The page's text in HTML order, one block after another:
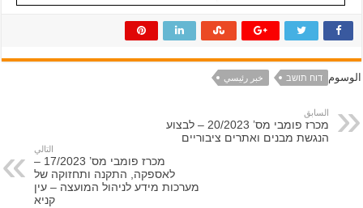
الوسوم דוח תושב خبر رئيسي
السابق
מכרז פומבי מס’ 20/2023 – לבצוע
הנגשת מבנים ואתרים ציבוריים
التالي
מכרז פומבי מס’ 17/2023 –
לאספקה, התקנה ותחזוקה של
מערכות מידע לניהול המועצה – עין
קניא